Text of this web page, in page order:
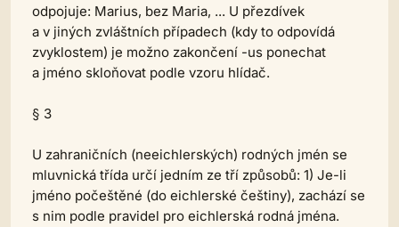
odpojuje: Marius, bez Maria, ... U přezdívek
a v jiných zvláštních případech (kdy to odpovídá
zvyklostem) je možno zakončení -us ponechat
a jméno skloňovat podle vzoru hlídač.
§ 3
U zahraničních (neeichlerských) rodných jmén se
mluvnická třída určí jedním ze tří způsobů: 1) Je-li
jméno počeštěné (do eichlerské češtiny), zachází se
s nim podle pravidel pro eichlerská rodná jména.